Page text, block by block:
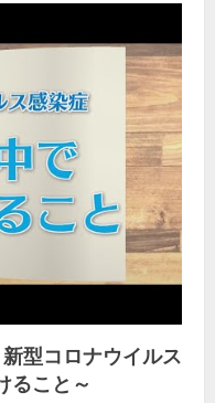
型コロナウイルス
ること～